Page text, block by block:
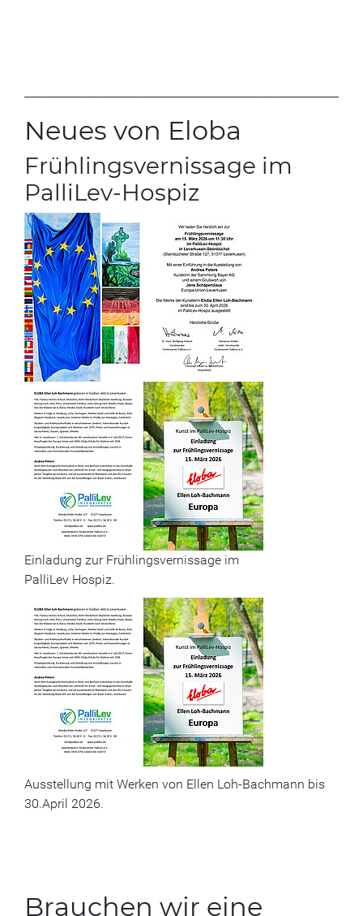
Neues von Eloba
Frühlingsvernissage im
PalliLev-Hospiz
Einladung zur Frühlingsvernissage im
PalliLev Hospiz.
Ausstellung mit Werken von Ellen Loh-Bachmann bis
30.April 2026.
Brauchen wir eine